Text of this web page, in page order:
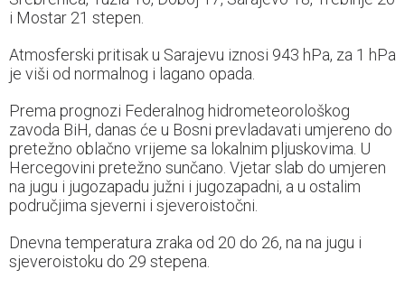
i Mostar 21 stepen.
Atmosferski pritisak u Sarajevu iznosi 943 hPa, za 1 hPa
je viši od normalnog i lagano opada.
Prema prognozi Federalnog hidrometeorološkog
zavoda BiH, danas će u Bosni prevladavati umjereno do
pretežno oblačno vrijeme sa lokalnim pljuskovima. U
Hercegovini pretežno sunčano. Vjetar slab do umjeren
na jugu i jugozapadu južni i jugozapadni, a u ostalim
područjima sjeverni i sjeveroistočni.
Dnevna temperatura zraka od 20 do 26, na na jugu i
sjeveroistoku do 29 stepena.